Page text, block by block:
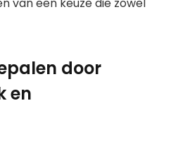
door
en